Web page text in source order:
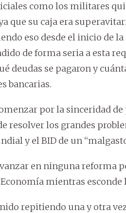
como los militares
que su caja era
eso desde el inicio de
de forma seria a esta
deudas se pagaron y
bancarias.
por la sinceridad
resolver los grandes
y el BID de un
en ninguna reforma
mientras esconde
repitiendo una y otra